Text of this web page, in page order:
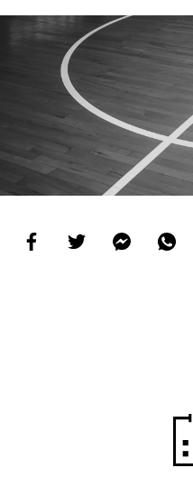
ÁREA TÉCNICA
PROJETOS
LIGA BETCLIC
LIGA BETCLIC